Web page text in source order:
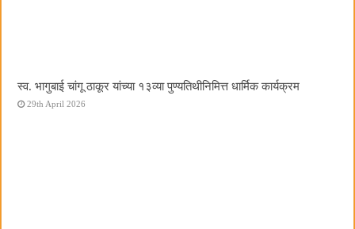
स्व. भागुबाई चांगू ठाकूर यांच्या १३व्या पुण्यतिथीनिमित्त धार्मिक कार्यक्रम
29th April 2026